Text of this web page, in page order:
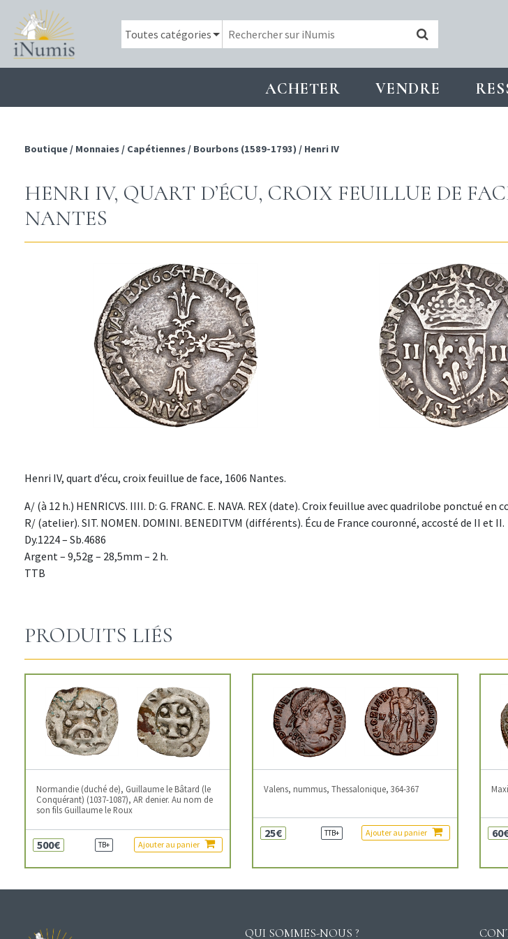
ACHETER VENDRE
Boutique / Monnaies / Capétiennes / Bourbons (1589-1793) / Henri IV
HENRI IV, QUART D’ÉCU, CROIX FEUILLUE DE
NANTES
Henri IV, quart d’écu, croix feuillue de face, 1606 Nantes.
A/ (à 12 h.) HENRICVS. IIII. D: G. FRANC. E. NAVA. REX (date). Croix feuillue avec quadrilobe ponctué en
R/ (atelier). SIT. NOMEN. DOMINI. BENEDITVM (différents). Écu de France couronné, accosté de II et II.
Dy.1224 – Sb.4686
Argent – 9,52g – 28,5mm – 2 h.
TTB
PRODUITS LIÉS
Normandie (duché de), Guillaume le Bâtard (le
Conquérant) (1037-1087), AR denier. Au nom de
son fils Guillaume le Roux
500€ TB+ Ajouter au panier
Valens, nummus, Thessalonique, 364-367
25€ TTB+ Ajouter au panier
QUI SOMMES-NOUS ?